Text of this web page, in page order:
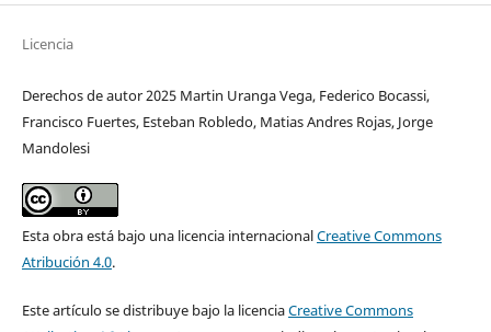
Licencia
Derechos de autor 2025 Martin Uranga Vega, Federico Bocassi,
Francisco Fuertes, Esteban Robledo, Matias Andres Rojas, Jorge
Mandolesi
Esta obra está bajo una licencia internacionalCreative Commons
Atribución 4.0.
Este artículo se distribuye bajo la licenciaCreative Commons